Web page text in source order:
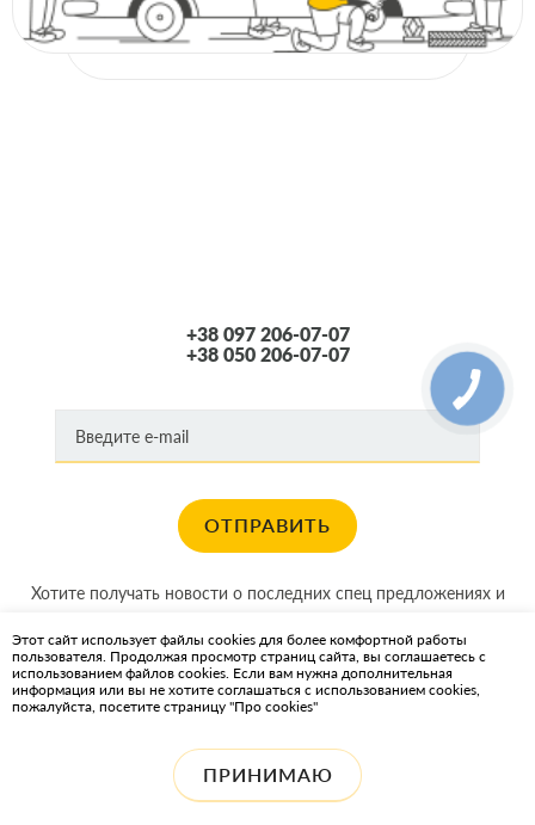
+38 097 206-07-07
+38 050 206-07-07
ОТПРАВИТЬ
Хотите получать новости о последних спец предложениях и
КАРТА САЙТА
Этот сайт использует файлы cookies для более комфортной работы
пользователя. Продолжая просмотр страниц сайта, вы соглашаетесь с
использованием файлов cookies. Если вам нужна дополнительная
информация или вы не хотите соглашаться с использованием cookies,
пожалуйста, посетите страницу "Про cookies"
ПРИНИМАЮ